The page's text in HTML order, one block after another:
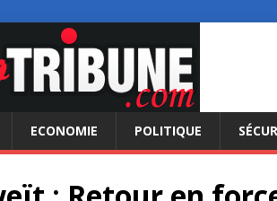
ECONOMIE POLITIQUE